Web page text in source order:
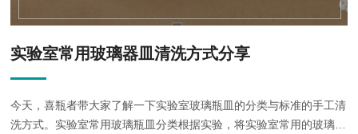
实验室常用玻璃器皿清洗方式分享
今天，喜瓶者带大家了解一下实验室玻璃瓶皿的分类与标准的手工清
洗方式。实验室常用玻璃瓶皿分类根据实验，将实验室常用的玻璃器